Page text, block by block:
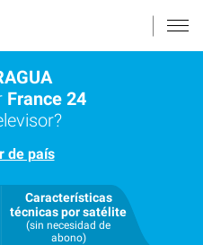
France 24
de país
Características
técnicas por satélite
(sin necesidad de
abono)